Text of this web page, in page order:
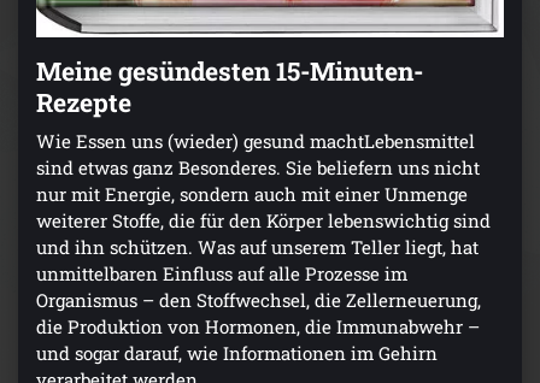
Meine gesündesten 15-Minuten-
Rezepte
Wie Essen uns (wieder) gesund machtLebensmittel
sind etwas ganz Besonderes. Sie beliefern uns nicht
nur mit Energie, sondern auch mit einer Unmenge
weiterer Stoffe, die für den Körper lebenswichtig sind
und ihn schützen. Was auf unserem Teller liegt, hat
unmittelbaren Einfluss auf alle Prozesse im
Organismus – den Stoffwechsel, die Zellerneuerung,
die Produktion von Hormonen, die Immunabwehr –
und sogar darauf, wie Informationen im Gehirn
verarbeitet werden.